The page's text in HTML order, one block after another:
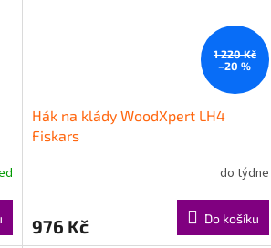
1 220 Kč
–20 %
Hák na klády WoodXpert LH4
Fiskars
do týdne
976 Kč Do košíku